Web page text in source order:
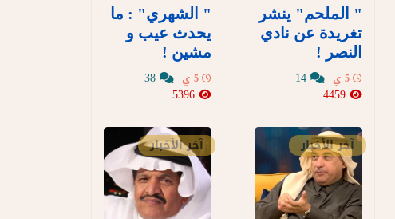
" الملحم" ينشر
تغريدة عن نادي
النصر !
" الشهري" : ما
يحدث عيب و
مشين !
آخر الأخبار آخر الأخبار